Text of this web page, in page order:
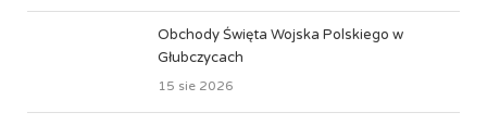
Obchody Święta Wojska Polskiego w
Głubczycach
15 sie 2026